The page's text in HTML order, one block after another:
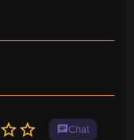
star_borderstar_border chatChat